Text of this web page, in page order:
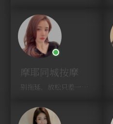
摩耶同城按摩
别拖延，放松只差一次点击！